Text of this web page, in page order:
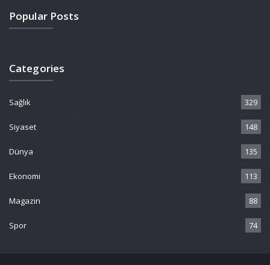
Popular Posts
Categories
Sağlık 329
Siyaset 148
Dünya 135
Ekonomi 113
Magazin 88
Spor 74